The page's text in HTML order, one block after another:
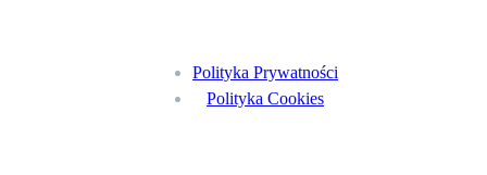
Polityka Prywatności
Polityka Cookies